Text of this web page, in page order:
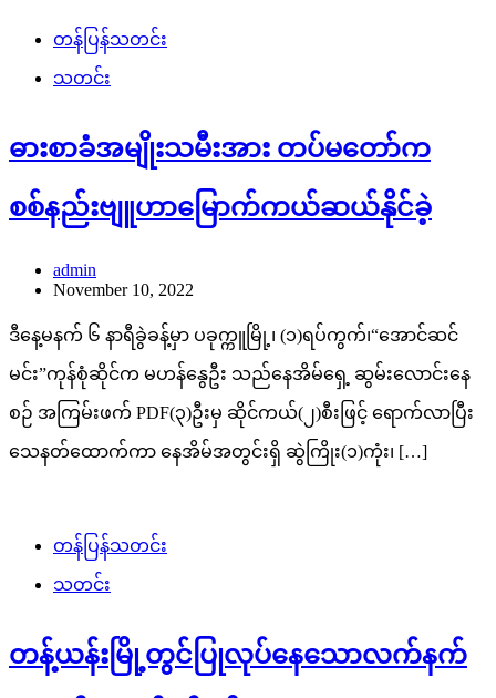
တန်ပြန်သတင်း
သတင်း
ဓားစာခံအမျိုးသမီးအား တပ်မတော်က
စစ်နည်းဗျူဟာမြောက်ကယ်ဆယ်နိုင်ခဲ့
admin
November 10, 2022
ဒီနေ့မနက် ၆ နာရီခွဲခန့်မှာ ပခုက္ကူမြို့၊ (၁)ရပ်ကွက်၊“အောင်ဆင်
မင်း”ကုန်စုံဆိုင်က မဟန်နွေဦး သည်နေအိမ်ရှေ့ ဆွမ်းလောင်းနေ
စဉ် အကြမ်းဖက် PDF(၃)ဦးမှ ဆိုင်ကယ်(၂)စီးဖြင့် ရောက်လာပြီး
သေနတ်ထောက်ကာ နေအိမ်အတွင်းရှိ ဆွဲကြိုး(၁)ကုံး၊ […]
တန်ပြန်သတင်း
သတင်း
တန့်ယန်းမြို့တွင်ပြုလုပ်နေသောလက်နက်